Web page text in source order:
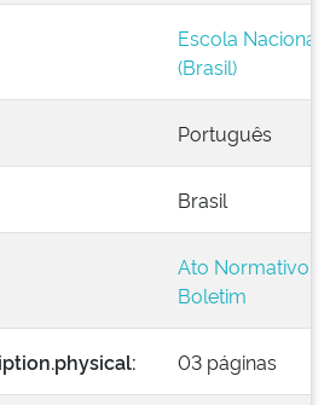
Escola
(Brasil)
Português
Brasil
Ato Normativo
Boletim
03 páginas